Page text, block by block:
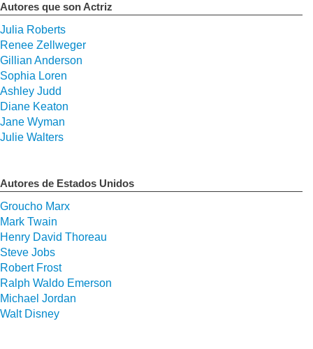
Autores que son Actriz
Julia Roberts
Renee Zellweger
Gillian Anderson
Sophia Loren
Ashley Judd
Diane Keaton
Jane Wyman
Julie Walters
Autores de Estados Unidos
Groucho Marx
Mark Twain
Henry David Thoreau
Steve Jobs
Robert Frost
Ralph Waldo Emerson
Michael Jordan
Walt Disney